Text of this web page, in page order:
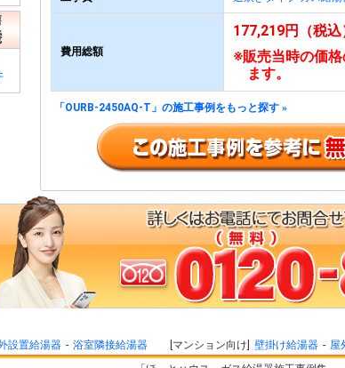
費用総額
177,219円（税込
※販売当時の価
ます。
「OURB-2450AQ-T」の施工事例をもっと探す »
設置給湯器 浴室隣接給湯器 マンション向け 壁掛け給湯器 屋